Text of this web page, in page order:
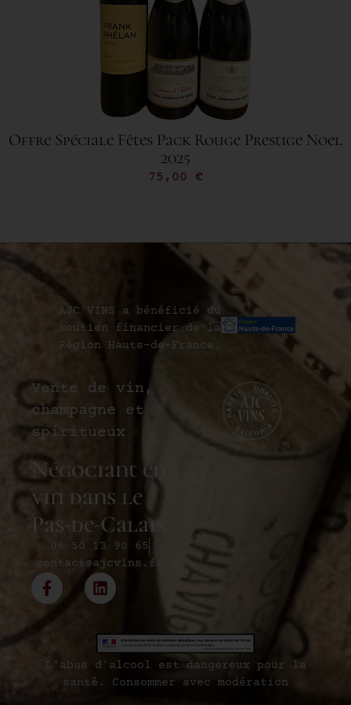
Offre Spéciale Fêtes Pack Rouge Prestige Noel
2025
75,00 €
AJC VINS a bénéficié du
soutien financier de la
Région Hauts-de-France.
Vente de vin,
champagne et
spiritueux
Négociant en
vin dans le
Pas-de-Calais
06 50 13 90 65
contact@ajcvins.fr
L'abus d'alcool est dangereux pour la
santé. Consommer avec modération